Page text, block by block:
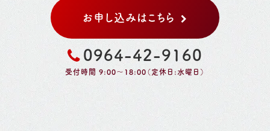
お申し込みはこちら
0964-42-9160
受付時間 9:00～18:00（定休日:水曜日）